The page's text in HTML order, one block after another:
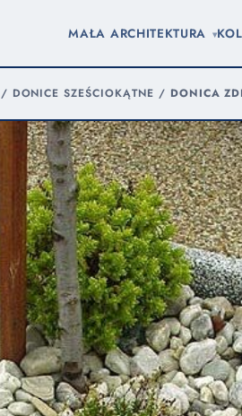
MAŁA ARCHITEKTURA ▾
/ DONICE SZEŚCIOKĄTNE / DONICA